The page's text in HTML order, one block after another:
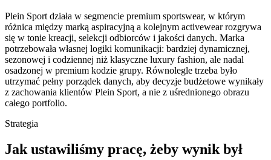
Plein Sport działa w segmencie premium sportswear, w którym
różnica między marką aspiracyjną a kolejnym activewear rozgrywa
się w tonie kreacji, selekcji odbiorców i jakości danych. Marka
potrzebowała własnej logiki komunikacji: bardziej dynamicznej,
sezonowej i codziennej niż klasyczne luxury fashion, ale nadal
osadzonej w premium kodzie grupy. Równolegle trzeba było
utrzymać pełny porządek danych, aby decyzje budżetowe wynikały
z zachowania klientów Plein Sport, a nie z uśrednionego obrazu
całego portfolio.
Strategia
Jak ustawiliśmy pracę, żeby wynik był